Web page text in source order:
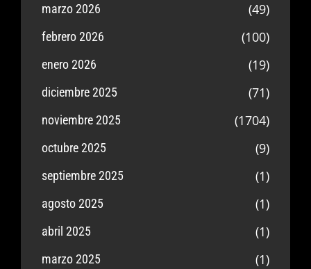
marzo 2026 (49)
febrero 2026 (100)
enero 2026 (19)
diciembre 2025 (71)
noviembre 2025 (1704)
octubre 2025 (9)
septiembre 2025 (1)
agosto 2025 (1)
abril 2025 (1)
marzo 2025 (1)